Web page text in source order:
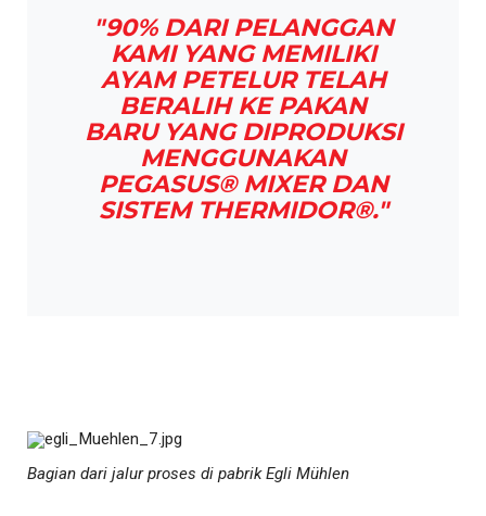
"90% DARI PELANGGAN
KAMI YANG MEMILIKI
AYAM PETELUR TELAH
BERALIH KE PAKAN
BARU YANG DIPRODUKSI
MENGGUNAKAN
PEGASUS® MIXER DAN
SISTEM THERMIDOR®."
Bagian dari jalur proses di pabrik Egli Mühlen